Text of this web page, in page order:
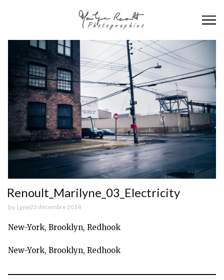
Renoult_Marilyne_03_Electricity
by Lyne23 décembre 2014
New-York, Brooklyn, Redhook
New-York, Brooklyn, Redhook